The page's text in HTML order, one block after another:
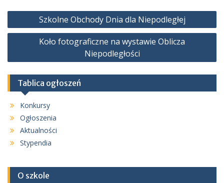
Nawigacja
wpisu
Szkolne Obchody Dnia dla Niepodległej
Koło fotograficzne na wystawie Oblicza
Niepodległości
Tablica ogłoszeń
Konkursy
Ogłoszenia
Aktualności
Stypendia
O szkole